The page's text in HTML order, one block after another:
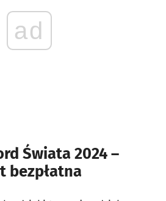
ad
Świata 2024 –
bezpłatna